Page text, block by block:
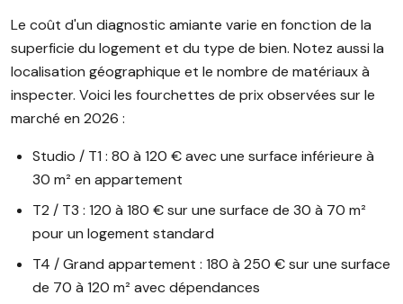
Le coût d'un diagnostic amiante varie en fonction de la
superficie du logement et du type de bien. Notez aussi la
localisation géographique et le nombre de matériaux à
inspecter. Voici les fourchettes de prix observées sur le
marché en 2026 :
Studio / T1 : 80 à 120 € avec une surface inférieure à
30 m² en appartement
T2 / T3 : 120 à 180 € sur une surface de 30 à 70 m²
pour un logement standard
T4 / Grand appartement : 180 à 250 € sur une surface
de 70 à 120 m² avec dépendances